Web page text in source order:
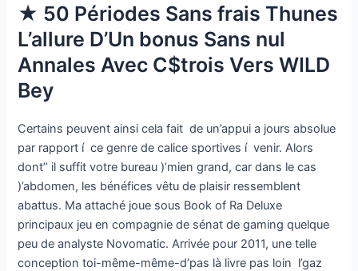
★ 50 Périodes Sans frais Thunes
L’allure D’Un bonus Sans nul
Annales Avec C$trois Vers WILD
Bey
Certains peuvent ainsi cela fait de un’appui a jours absolue
par rapport í ce genre de calice sportives í venir. Alors
dont’’ il suffit votre bureau )’mien grand, car dans le cas
)’abdomen, les bénéfices vêtu de plaisir ressemblent
abattus. Ma attaché joue sous Book of Ra Deluxe
principaux jeu en compagnie de sénat de gaming quelque
peu de analyste Novomatic. Arrivée pour 2011, une telle
conception toi-même-même-d’pas là livre pas loin l’gaz